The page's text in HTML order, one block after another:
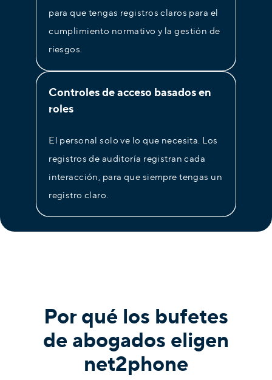
para que tengas registros claros para el
cumplimiento normativo y la gestión de
riesgos.
Controles de acceso basados en
roles
El personal solo ve lo que necesita. Los
registros de auditoría registran cada
interacción, para que siempre tengas un
registro claro.
Por qué los bufetes
de abogados eligen
net2phone